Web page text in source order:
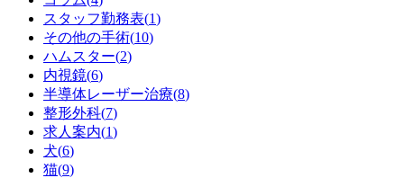
スタッフ勤務表(1)
その他の手術(10)
ハムスター(2)
内視鏡(6)
半導体レーザー治療(8)
整形外科(7)
求人案内(1)
犬(6)
猫(9)